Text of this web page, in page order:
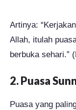
Artinya:
Allah, itulah
berbuka sehari.”
2. Puasa
Puasa yang